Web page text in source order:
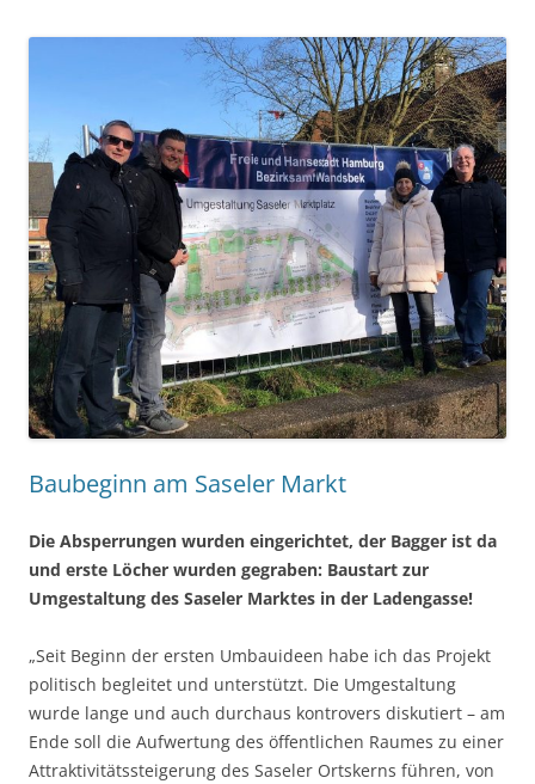
Baubeginn am Saseler Markt
Die Absperrungen wurden eingerichtet, der Bagger ist da
und erste Löcher wurden gegraben: Baustart zur
Umgestaltung des Saseler Marktes in der Ladengasse!
„Seit Beginn der ersten Umbauideen habe ich das Projekt
politisch begleitet und unterstützt. Die Umgestaltung
wurde lange und auch durchaus kontrovers diskutiert – am
Ende soll die Aufwertung des öffentlichen Raumes zu einer
Attraktivitätssteigerung des Saseler Ortskerns führen, von